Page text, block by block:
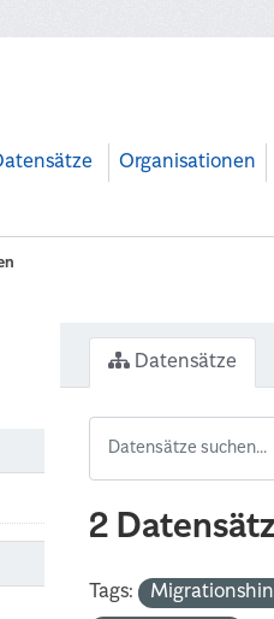
Organisationen
Datensätze
2
Tags: